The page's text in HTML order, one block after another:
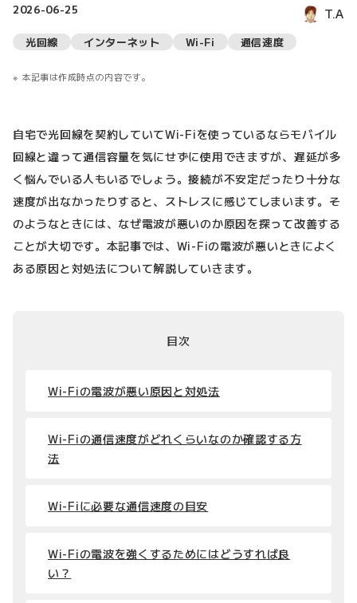
2026-06-25 T.A
光回線 インターネット Wi-Fi 通信速度
本記事は作成時点の内容です。
自宅で光回線を契約していてWi-Fiを使っているならモバイル
回線と違って通信容量を気にせずに使用できますが、遅延が多
く悩んでいる人もいるでしょう。接続が不安定だったり十分な
速度が出なかったりすると、ストレスに感じてしまいます。そ
のようなときには、なぜ電波が悪いのか原因を探って改善する
ことが大切です。本記事では、Wi-Fiの電波が悪いときによく
ある原因と対処法について解説していきます。
目次
Wi-Fiの電波が悪い原因と対処法
Wi-Fiの通信速度がどれくらいなのか確認する方
法
Wi-Fiに必要な通信速度の目安
Wi-Fiの電波を強くするためにはどうすれば良
い？